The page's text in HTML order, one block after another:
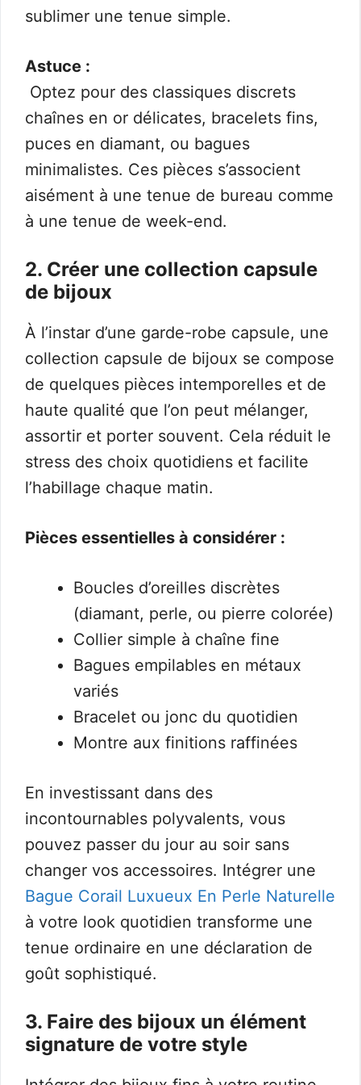
sublimer une tenue simple.
Astuce :
Optez pour des classiques discrets
chaînes en or délicates, bracelets fins,
puces en diamant, ou bagues
minimalistes. Ces pièces s’associent
aisément à une tenue de bureau comme
à une tenue de week-end.
2. Créer une collection capsule
de bijoux
À l’instar d’une garde-robe capsule, une
collection capsule de bijoux se compose
de quelques pièces intemporelles et de
haute qualité que l’on peut mélanger,
assortir et porter souvent. Cela réduit le
stress des choix quotidiens et facilite
l’habillage chaque matin.
Pièces essentielles à considérer :
Boucles d’oreilles discrètes
(diamant, perle, ou pierre colorée)
Collier simple à chaîne fine
Bagues empilables en métaux
variés
Bracelet ou jonc du quotidien
Montre aux finitions raffinées
En investissant dans des
incontournables polyvalents, vous
pouvez passer du jour au soir sans
changer vos accessoires. Intégrer une
Bague Corail Luxueux En Perle Naturelle
à votre look quotidien transforme une
tenue ordinaire en une déclaration de
goût sophistiqué.
3. Faire des bijoux un élément
signature de votre style